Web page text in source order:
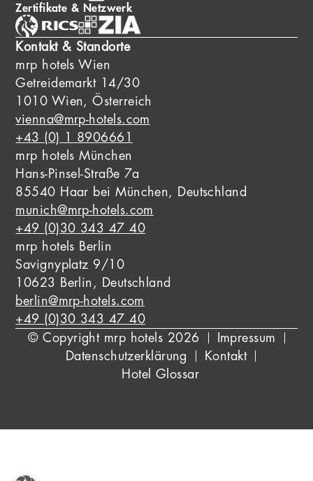
Zertifikate & Netzwerk
Kontakt & Standorte
mrp hotels Wien
Getreidemarkt 14/30
1010 Wien, Österreich
vienna@mrp-hotels.com
+43 (0) 1 8906661
mrp hotels München
Hans-Pinsel-Straße 7a
85540 Haar bei München, Deutschland
munich@mrp-hotels.com
+49 (0)30 343 47 40
mrp hotels Berlin
Savignyplatz 9/10
10623 Berlin, Deutschland
berlin@mrp-hotels.com
+49 (0)30 343 47 40
© Copyright mrp hotels 2026
Impressum
Datenschutzerklärung
Kontakt
Hotel Glossar